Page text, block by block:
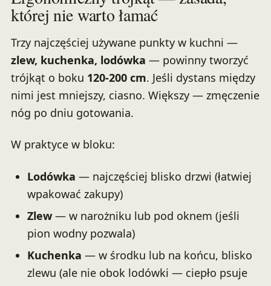
której nie warto łamać
Trzy najczęściej używane punkty w kuchni —
zlew, kuchenka, lodówka — powinny tworzyć
trójkąt o boku 120-200 cm. Jeśli dystans między
nimi jest mniejszy, ciasno. Większy — zmęczenie
nóg po dniu gotowania.
W praktyce w bloku:
Lodówka — najczęściej blisko drzwi (łatwiej
wpakować zakupy)
Zlew— w narożniku lub pod oknem (jeśli
pion wodny pozwala)
Kuchenka — w środku lub na końcu, blisko
zlewu (ale nie obok lodówki — ciepło psuje